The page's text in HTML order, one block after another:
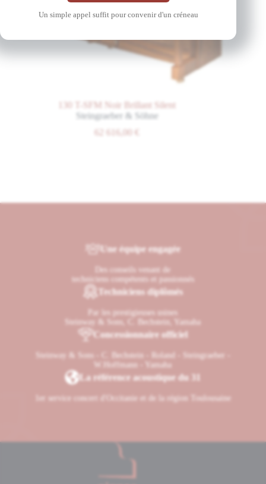
Un simple appel suffit pour convenir d'un créneau
130 T-SFM Noir Brillant Silent
Steingraeber & Söhne
62 616,00
€
Une équipe engagée
Des conseils venant de
techniciens compétents et passionnés
Techniciens diplômés
Par les prestigieuses usines
Steinway & Sons, C. Bechstein, Yamaha
Concessionnaire officiel
Steinway & Sons - C. Bechstein - Roland - Steingraeber -
W.Hoffmann - Yamaha
La référence acoustique du 31
1er service concert d'Occitanie et de la région Toulousaine